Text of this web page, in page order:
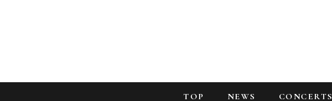
TOP NEWS CONCERTS